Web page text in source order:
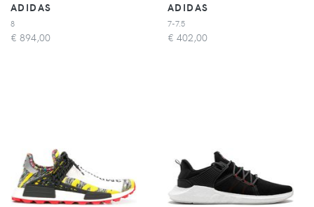
ADIDAS
8
€ 894,00
ADIDAS
7-7.5
€ 402,00